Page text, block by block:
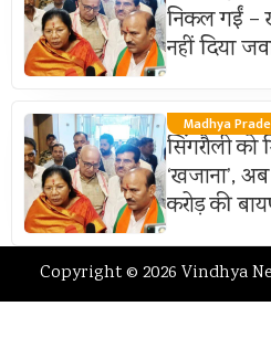
निकल गईं –
नहीं दिया
Madhya
सिंगरौली को
‘खजाना’,
करोड़ की
Copyright © 2026 Vindhya